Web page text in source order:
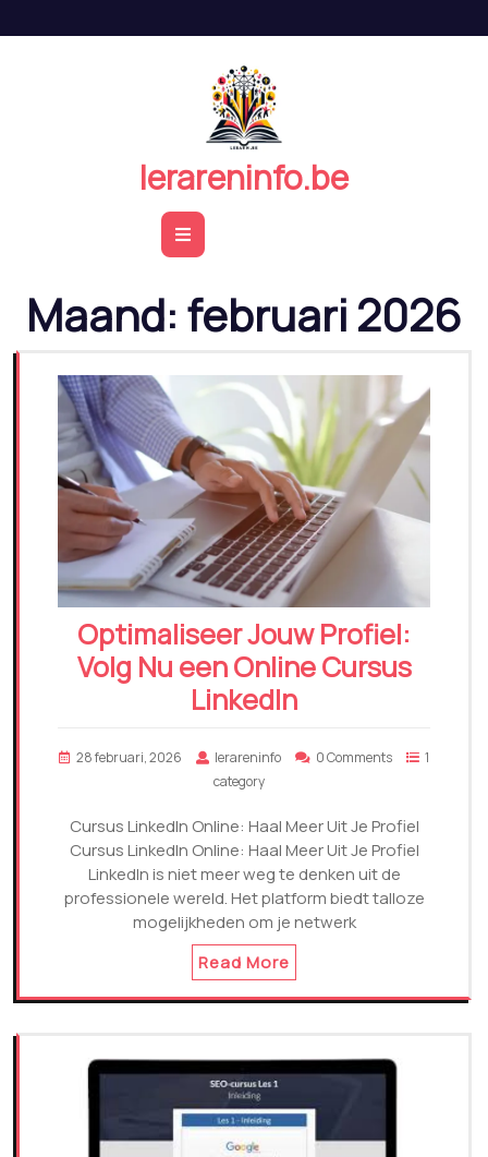
de
lerareninfo.be
Open
Maand: februari 2026
Optimaliseer Jouw Profiel:
Volg Nu een Online Cursus
LinkedIn
28 februari, 2026 lerareninfo 0 Comments
1
category
Cursus LinkedIn Online: Haal Meer Uit Je Profiel
Cursus LinkedIn Online: Haal Meer Uit Je Profiel
LinkedIn is niet meer weg te denken uit de
professionele wereld. Het platform biedt talloze
mogelijkheden om je netwerk
Read More